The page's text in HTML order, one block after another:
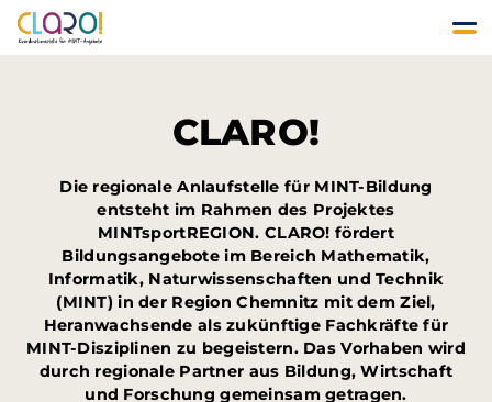
CLARO!
Die regionale Anlaufstelle für MINT-Bildung
entsteht im Rahmen des Projektes
MINTsportREGION. CLARO! fördert
Bildungsangebote im Bereich Mathematik,
Informatik, Naturwissenschaften und Technik
(MINT) in der Region Chemnitz mit dem Ziel,
Heranwachsende als zukünftige Fachkräfte für
MINT-Disziplinen zu begeistern. Das Vorhaben wird
durch regionale Partner aus Bildung, Wirtschaft
und Forschung gemeinsam getragen.